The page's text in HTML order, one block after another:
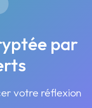
par
votre réflexion